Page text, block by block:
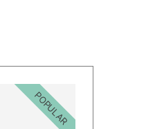
POPULAR